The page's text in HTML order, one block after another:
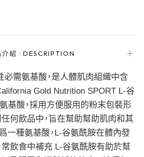
介紹 ·DESCRIPTION ＋
必需氨基酸，是人體肌肉組織中含
Gold Nutrition SPORT L-谷
基酸，採用方便服用的粉末包裝形
何飲品中，旨在幫助幫助肌肉和其
一種氨基酸，L-谷氨酰胺在體內發
常飲食中補充 L-谷氨酰胺有助於幫